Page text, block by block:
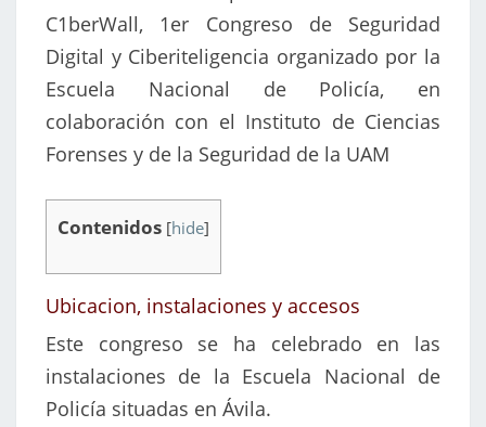
C1berWall, 1er Congreso de Seguridad
Digital y Ciberiteligencia organizado por la
Escuela Nacional de Policía, en
colaboración con el Instituto de Ciencias
Forenses y de la Seguridad de la UAM
Contenidos [hide]
Ubicacion, instalaciones y accesos
Este congreso se ha celebrado en las
instalaciones de la Escuela Nacional de
Policía situadas en Ávila.